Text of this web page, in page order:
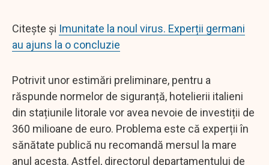
Citește și Imunitate la noul virus. Experții germani
au ajuns la o concluzie
Potrivit unor estimări preliminare, pentru a
răspunde normelor de siguranță, hotelierii italieni
din stațiunile litorale vor avea nevoie de investiții de
360 milioane de euro. Problema este că experții în
sănătate publică nu recomandă mersul la mare
anul acesta. Astfel, directorul departamentului de